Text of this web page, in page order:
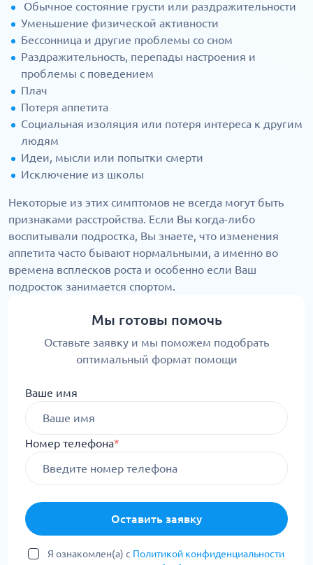
Обычное состояние грусти или раздражительности
Уменьшение физической активности
Бессонница и другие проблемы со сном
Раздражительность, перепады настроения и
проблемы с поведением
Плач
Потеря аппетита
Социальная изоляция или потеря интереса к другим
людям
Идеи, мысли или попытки смерти
Исключение из школы
Некоторые из этих симптомов не всегда могут быть
признаками расстройства. Если Вы когда-либо
воспитывали подростка, Вы знаете, что изменения
аппетита часто бывают нормальными, а именно во
времена всплесков роста и особенно если Ваш
подросток занимается спортом.
Мы готовы помочь
Оставьте заявку и мы поможем подобрать
оптимальный формат помощи
Ваше имя
Номер телефона*
Оставить заявку
Я ознакомлен(а) с Политикой конфиденциальности